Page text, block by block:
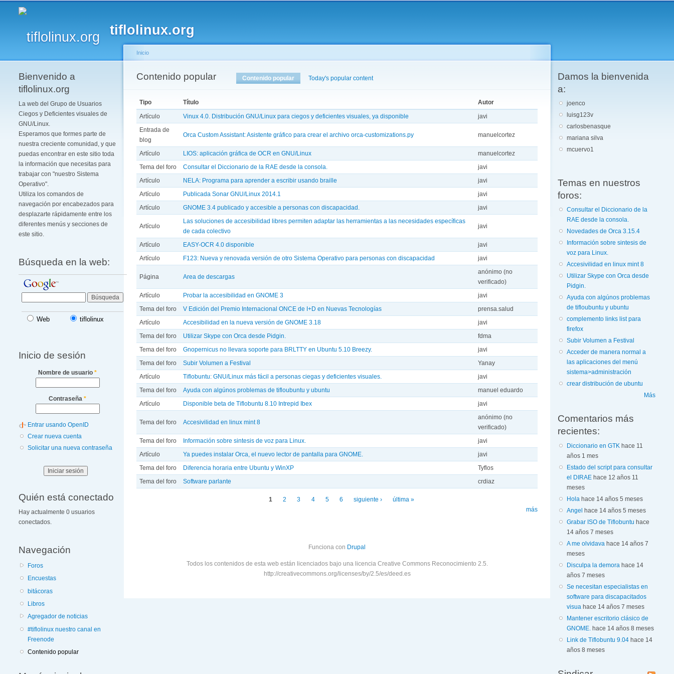
tiflolinux.org
Bienvenido a
tiflolinux.org
La web del Grupo de Usuarios
Ciegos y Deficientes visuales de
GNU/Linux.
Esperamos que formes parte de
nuestra creciente comunidad, y que
puedas encontrar en este sitio toda
la información que necesitas para
trabajar con "nuestro Sistema
Operativo".
Utiliza los comandos de
navegación por encabezados para
desplazarte rápidamente entre los
diferentes menús y secciones de
este sitio.
Búsqueda en la web:
Web tiflolinux
Inicio de sesión
Nombre de usuario *
Contraseña *
Entrar usando OpenID
Crear nueva cuenta
Solicitar una nueva contraseña
Quién está conectado
Hay actualmente 0 usuarios
conectados.
Navegación
Foros
Encuestas
bitácoras
Libros
Agregador de noticias
#tiflolinux nuestro canal en
Freenode
Contenido popular
Se encuentra usted aquí
Inicio
Contenido popular
Solapas principales Contenido popular (solapa activa)
Today's popular content
Tipo Título
Autor
Artículo
Vinux 4.0. Distribución GNU/Linux para ciegos y deficientes visuales, ya disponible
javi
Entrada de
blog
Orca Custom Assistant: Asistente gráfico para crear el archivo orca-customizations.py manuelcortez
Artículo LIOS: aplicación gráfica de OCR en GNU/Linux
manuelcortez
Tema del foro
Consultar el Diccionario de la RAE desde la consola.
javi
Artículo
NELA: Programa para aprender a escribir usando braille
javi
Artículo
Publicada Sonar GNU/Linux 2014.1
javi
Artículo
GNOME 3.4 publicado y accesible a personas con discapacidad. javi
Artículo
Las soluciones de accesibilidad libres permiten adaptar las herramientas a las necesidades específicas
de cada colectivo
javi
Artículo EASY-OCR 4.0 disponible
javi
Artículo
F123: Nueva y renovada versión de otro Sistema Operativo para personas con discapacidad javi
Página Area de descargas
anónimo (no
verificado)
Artículo
Probar la accesibilidad en GNOME 3
javi
Tema del foro
V Edición del Premio Internacional ONCE de I+D en Nuevas Tecnologías
prensa.salud
Artículo
Accesibilidad en la nueva versión de GNOME 3.18
javi
Tema del foro
Utilizar Skype con Orca desde Pidgin.
fdma
Tema del foro
Gnopernicus no llevara soporte para BRLTTY en Ubuntu 5.10 Breezy.
javi
Tema del foro
Subir Volumen a Festival
Yanay
Artículo
Tiflobuntu: GNU/Linux más fácil a personas ciegas y deficientes visuales.
javi
Tema del foro
Ayuda con algúnos problemas de tifloubuntu y ubuntu
manuel eduardo
Artículo
Disponible beta de Tiflobuntu 8.10 Intrepid Ibex javi
Tema del foro Accesivilidad en linux mint 8
anónimo (no
verificado)
Tema del foro
Información sobre sintesis de voz para Linux.
javi
Artículo
Ya puedes instalar Orca, el nuevo lector de pantalla para GNOME.
javi
Tema del foro
Diferencia horaria entre Ubuntu y WinXP
Tyflos
Tema del foro
Software parlante crdiaz
1 2 3 4 5 6 siguiente ›
última »
más
Funciona con Drupal
Todos los contenidos de esta web están licenciados bajo una licencia Creative Commons Reconocimiento 2.5.
http://creativecommons.org/licenses/by/2.5/es/deed.es
Damos la bienvenida
a:
joenco
luisg123v
carlosbenasque
mariana silva
mcuervo1
Temas en nuestros
foros:
Consultar el Diccionario de la
RAE desde la consola.
Novedades de Orca 3.15.4
Información sobre sintesis de
voz para Linux.
Accesivilidad en linux mint 8
Utilizar Skype con Orca desde
Pidgin.
Ayuda con algúnos problemas
de tifloubuntu y ubuntu
complemento links list para
firefox
Subir Volumen a Festival
Acceder de manera normal a
las aplicaciones del menú
sistema>administración
crear distribución de ubuntu
Más
Comentarios más
recientes:
Diccionario en GTK hace 11
años 1 mes
Estado del script para consultar
el DIRAE hace 12 años 11
meses
Hola hace 14 años 5 meses
Angel hace 14 años 5 meses
Grabar ISO de Tiflobuntu hace
14 años 7 meses
A me olvidava hace 14 años 7
meses
Disculpa la demora hace 14
años 7 meses
Se necesitan especialistas en
software para discapacitados
visua hace 14 años 7 meses
Mantener escritorio clásico de
GNOME. hace 14 años 8 meses
Link de Tiflobuntu 9.04 hace 14
años 8 meses